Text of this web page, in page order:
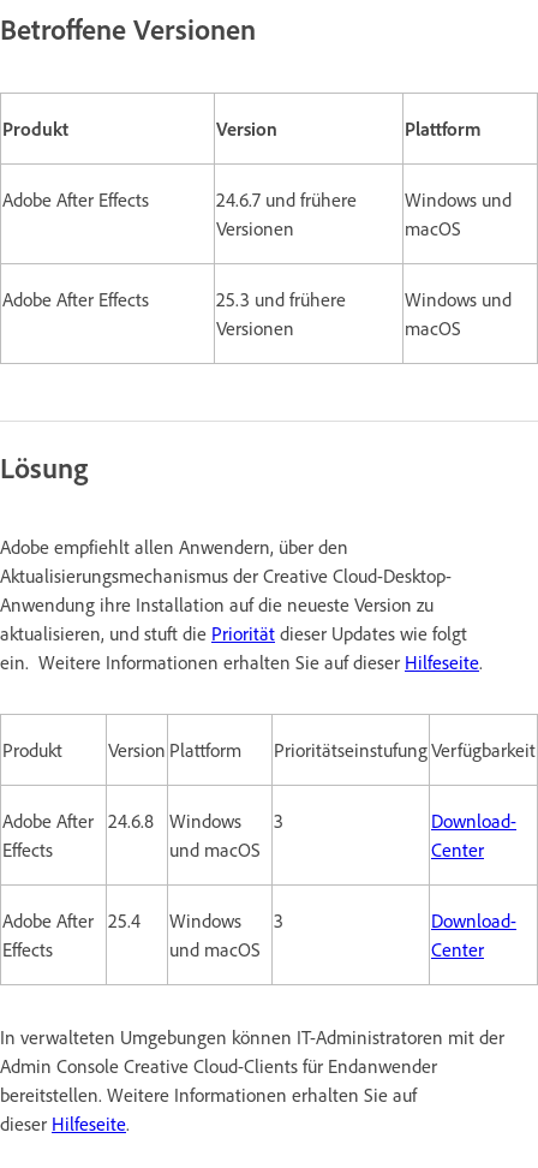
Betroffene Versionen
Produkt Version Plattform
Adobe After Effects
24.6.7 und frühere
Versionen
Windows und
macOS
Adobe After Effects
25.3 und frühere
Versionen
Windows und
macOS
Lösung
Adobe empfiehlt allen Anwendern, über den
Aktualisierungsmechanismus der Creative Cloud-Desktop-
Anwendung ihre Installation auf die neueste Version zu
aktualisieren, und stuft die Priorität dieser Updates wie folgt
ein. Weitere Informationen erhalten Sie auf dieser Hilfeseite.
Produkt Version Plattform PrioritätseinstufungVerfügbarkeit
Adobe After
Effects
24.6.8
Windows
und macOS
3
Download-
Center
Adobe After
Effects
25.4
Windows
und macOS
3
Download-
Center
In verwalteten Umgebungen können IT-Administratoren mit der
Admin Console Creative Cloud-Clients für Endanwender
bereitstellen. Weitere Informationen erhalten Sie auf
dieser Hilfeseite.